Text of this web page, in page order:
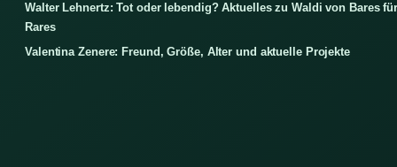
Walter Lehnertz: Tot oder lebendig? Aktuelles zu Waldi von Bares
Rares
Valentina Zenere: Freund, Größe, Alter und aktuelle Projekte